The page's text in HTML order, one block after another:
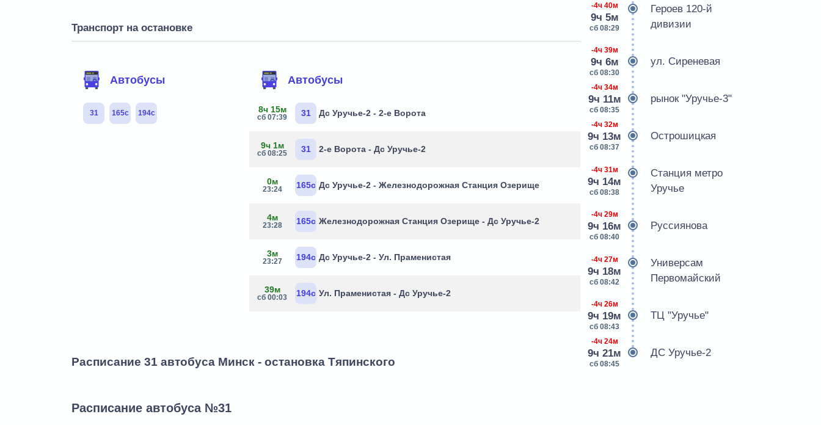
Транспорт на остановке
Автобусы
31 165с 194с
Автобусы
8ч 15м
сб 07:39 31 Дс Уручье-2 - 2-е Ворота
9ч 1м
сб 08:25 31 2-е Ворота - Дс Уручье-2
0м
23:24 165с Дс Уручье-2 - Железнодорожная Станция Озерище
4м
23:28 165с Железнодорожная Станция Озерище - Дс Уручье-2
3м
23:27 194с Дс Уручье-2 - Ул. Праменистая
39м
сб 00:03 194с Ул. Праменистая - Дс Уручье-2
Расписание 31 автобуса Минск - остановка Тяпинского
Расписание автобуса №31
-4ч 40м
9ч 5м
сб 08:29
Героев 120-й
дивизии
-4ч 39м
9ч 6м
сб 08:30
ул. Сиреневая
-4ч 34м
9ч 11м
сб 08:35
рынок "Уручье-3"
-4ч 32м
9ч 13м
сб 08:37
Острошицкая
-4ч 31м
9ч 14м
сб 08:38
Станция метро
Уручье
-4ч 29м
9ч 16м
сб 08:40
Руссиянова
-4ч 27м
9ч 18м
сб 08:42
Универсам
Первомайский
-4ч 26м
9ч 19м
сб 08:43
ТЦ "Уручье"
-4ч 24м
9ч 21м
сб 08:45
ДС Уручье-2